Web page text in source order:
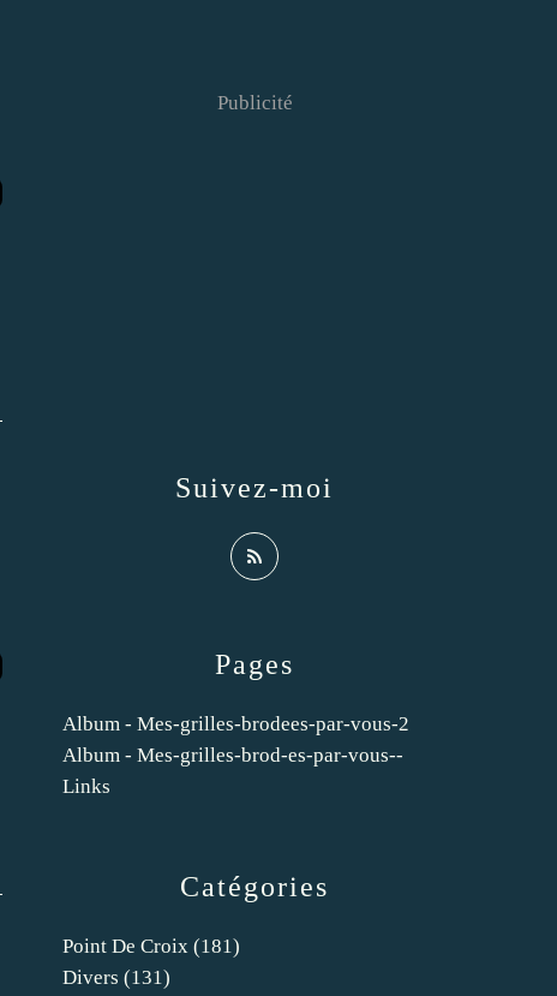
Catégories
Point De Croix (181)
Divers (131)
Pages
Album - Mes-grilles-brodees-par-vous-2
Album - Mes-grilles-brod-es-par-vous--
Links
Suivez-moi
Publicité